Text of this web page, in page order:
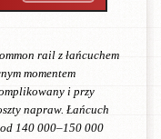
rail z łańcuchem
momentem
i przy
napraw. Łańcuch
140 000–150 000